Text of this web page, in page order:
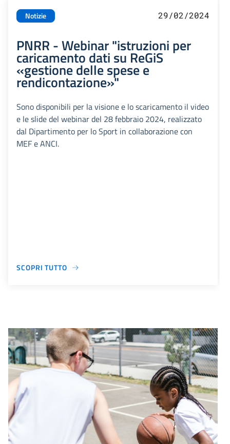
Notizie 29/02/2024
PNRR - Webinar "istruzioni per
caricamento dati su ReGiS
«gestione delle spese e
rendicontazione»"
Sono disponibili per la visione e lo scaricamento il video
e le slide del webinar del 28 febbraio 2024, realizzato
dal Dipartimento per lo Sport in collaborazione con
MEF e ANCI.
SCOPRI TUTTO